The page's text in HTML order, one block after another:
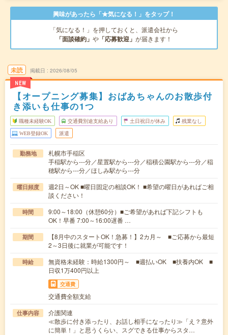
興味があったら「★気になる！」をタップ！
「気になる！」を押しておくと、派遣会社から
「面談確約」 や 「応募歓迎」 が届きます！
未読
NEW
掲載日 2026/08/05
【オープニング募集】おばあちゃんのお散歩付
き添いも仕事の1つ
職種未経験OK 交通費別途支給あり 土日祝日が休み 残業なし
WEB登録OK 派遣
勤務地
札幌市手稲区
手稲駅から---分／星置駅から---分／稲積公園駅から---分／稲
穂駅から---分／ほしみ駅から---分
曜日頻度
週2日～OK ■曜日固定の相談OK！ ■希望の曜日があればご相
談ください！
時間
9:00～18:00（休憩60分）■ご希望があれば下記シフトも
OK！早番 7:00～16:00遅番 …
期間
【8月中のスタートOK！急募！】2カ月～ ■ご応募から最短
2～3日後に就業が可能です！
時給
無資格未経験：時給1300円～ ■週払いOK ■扶養内OK ■
日収1万400円以上
交通費
交通費全額支給
仕事内容
介護関連
≪散歩に付き添ったり、お話し相手になったり≫「え？意外
に簡単！」と思うくらい、スグできる仕事からスタ…